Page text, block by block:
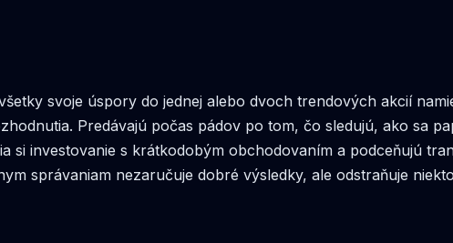
svoje úspory do jednej alebo dvoch trendových akcií
Predávajú počas pádov po tom, čo sledujú, ako sa
investovanie s krátkodobým obchodovaním a podceňujú
správaniam nezaručuje dobré výsledky, ale odstraňuje